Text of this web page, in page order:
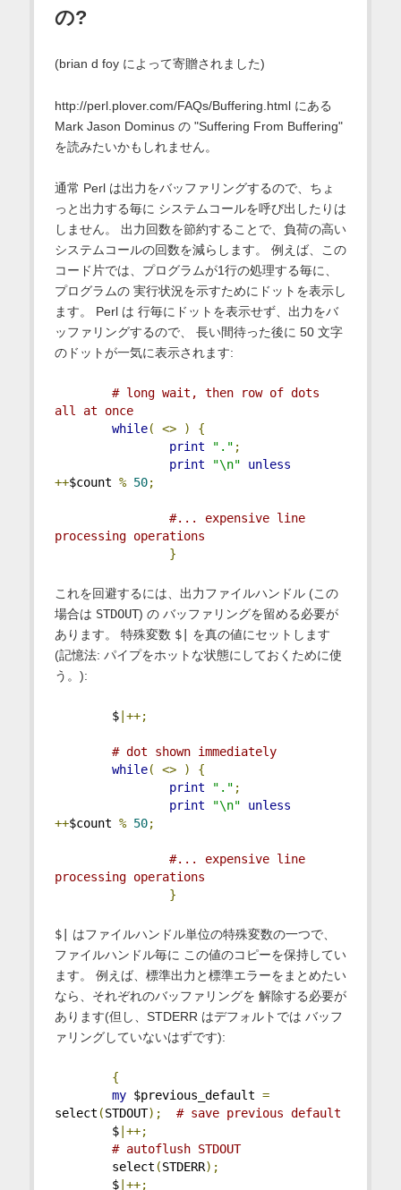
の?
(brian d foy によって寄贈されました)
http://perl.plover.com/FAQs/Buffering.html にある
Mark Jason Dominus の "Suffering From Buffering"
を読みたいかもしれません。
通常 Perl は出力をバッファリングするので、ちょ
っと出力する毎に システムコールを呼び出したりは
しません。 出力回数を節約することで、負荷の高い
システムコールの回数を減らします。 例えば、この
コード片では、プログラムが1行の処理する毎に、
プログラムの 実行状況を示すためにドットを表示し
ます。 Perl は 行毎にドットを表示せず、出力をバ
ッファリングするので、 長い間待った後に 50 文字
のドットが一気に表示されます:
# long wait, then row of dots
all at once
while( <> )
{
print
"." ;
print
"\n"
unless
++$count % 50;
#... expensive line
processing operations
}
これを回避するには、出力ファイルハンドル (この
場合は STDOUT) の バッファリングを留める必要が
あります。 特殊変数 $|
を真の値にセットします
(記憶法: パイプをホットな状態にしておくために使
う。):
$|++;
# dot shown immediately
while( <> )
{
print
"." ;
print
"\n"
unless
++$count % 50;
#... expensive line
processing operations
}
$|
はファイルハンドル単位の特殊変数の一つで、
ファイルハンドル毎に この値のコピーを保持してい
ます。 例えば、標準出力と標準エラーをまとめたい
なら、それぞれのバッファリングを 解除する必要が
あります(但し、STDERR はデフォルトでは バッフ
ァリングしていないはずです):
{
my $previous_default =
select (STDOUT);
# save previous default
$|++;
# autoflush STDOUT
select (STDERR);
$|++;